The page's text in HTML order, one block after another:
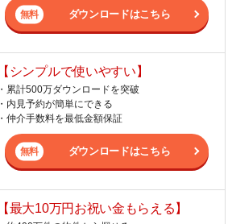
ダウンロードはこちら
【シンプルで使いやすい】
・累計500万ダウンロードを突破
・内見予約が簡単にできる
・仲介手数料を最低金額保証
ダウンロードはこちら
【最大10万円お祝い金もらえる】